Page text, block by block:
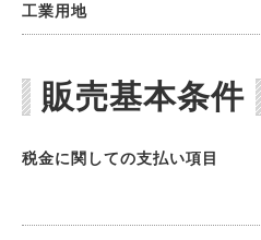
工業用地
販売基本条件
税金に関しての支払い項目